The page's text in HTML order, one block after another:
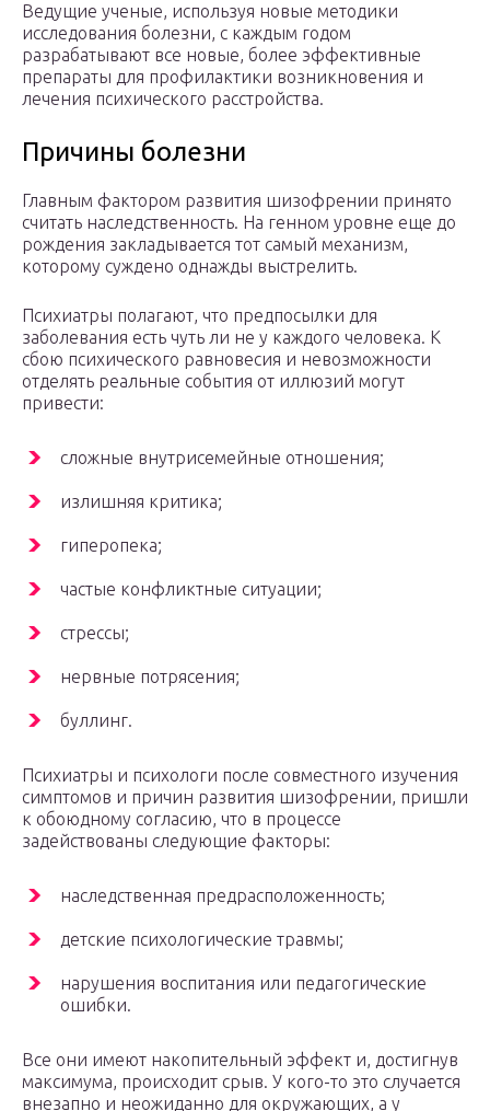
Ведущие ученые, используя новые методики
исследования болезни, с каждым годом
разрабатывают все новые, более эффективные
препараты для профилактики возникновения и
лечения психического расстройства.
Причины болезни
Главным фактором развития шизофрении принято
считать наследственность. На генном уровне еще до
рождения закладывается тот самый механизм,
которому суждено однажды выстрелить.
Психиатры полагают, что предпосылки для
заболевания есть чуть ли не у каждого человека. К
сбою психического равновесия и невозможности
отделять реальные события от иллюзий могут
привести:
сложные внутрисемейные отношения;
излишняя критика;
гиперопека;
частые конфликтные ситуации;
стрессы;
нервные потрясения;
буллинг.
Психиатры и психологи после совместного изучения
симптомов и причин развития шизофрении, пришли
к обоюдному согласию, что в процессе
задействованы следующие факторы:
наследственная предрасположенность;
детские психологические травмы;
нарушения воспитания или педагогические
ошибки.
Все они имеют накопительный эффект и, достигнув
максимума, происходит срыв. У кого-то это случается
внезапно и неожиданно для окружающих, а у